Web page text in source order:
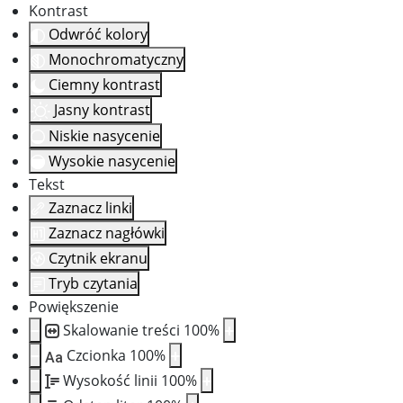
Kontrast
Odwróć kolory
Monochromatyczny
Ciemny kontrast
Jasny kontrast
Niskie nasycenie
Wysokie nasycenie
Tekst
Zaznacz linki
Zaznacz nagłówki
Czytnik ekranu
Tryb czytania
Powiększenie
Skalowanie treści 100%
Aa Czcionka 100%
Wysokość linii 100%